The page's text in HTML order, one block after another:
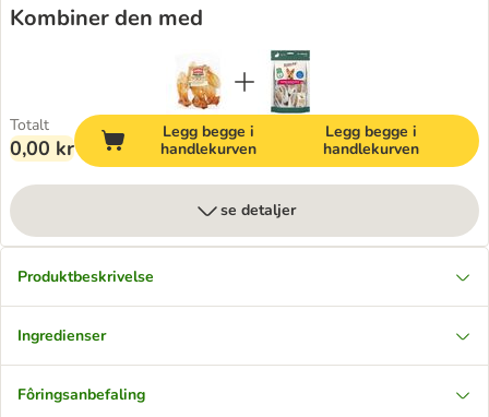
Kombiner den med
Totalt
0,00 kr
Legg begge i
handlekurven
Legg begge i
handlekurven
se detaljer
Produktbeskrivelse
Ingredienser
Fôringsanbefaling